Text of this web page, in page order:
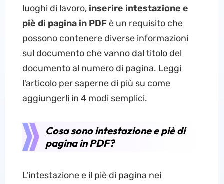
luoghi di lavoro, inserire intestazione e
piè di pagina in PDFè un requisito che
possono contenere diverse informazioni
sul documento che vanno dal titolo del
documento al numero di pagina. Leggi
l'articolo per saperne di più su come
aggiungerli in 4 modi semplici.
Cosa sono intestazione e piè di
pagina in PDF?
L'intestazione e il piè di pagina nei